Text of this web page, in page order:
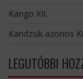
Kango XII.
Kandzsik azonos
LEGUTÓBBI